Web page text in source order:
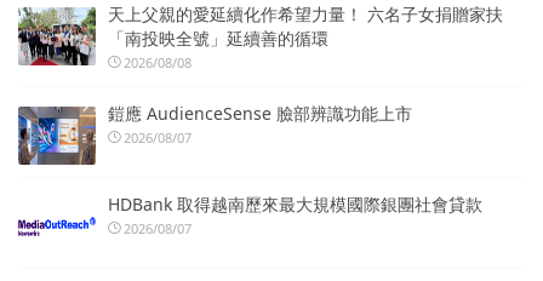
天上父親的愛延續化作希望力量！ 六名子女捐贈家扶
「南投映全號」延續善的循環
2026/08/08
鎧應 AudienceSense 臉部辨識功能上市
2026/08/07
HDBank 取得越南歷來最大規模國際銀團社會貸款
2026/08/07